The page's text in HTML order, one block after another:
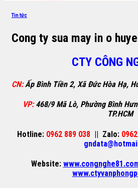
Tin tức
Cong ty sua may in o
CTY CÔNG
CN: Ấp Bình Tiền 2, Xã Đức Hòa Hạ,
VP: 468/9 Mã Lò, Phường Bình
TP.HCM
Hotline: 0962 889 038 || Zalo:
Website: